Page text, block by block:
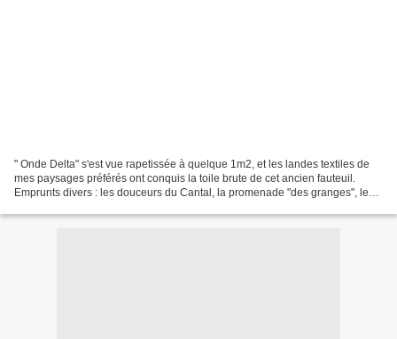
" Onde Delta" s'est vue rapetissée à quelque 1m2, et les landes textiles de
mes paysages préférés ont conquis la toile brute de cet ancien fauteuil.
Emprunts divers : les douceurs du Cantal, la promenade "des granges", les